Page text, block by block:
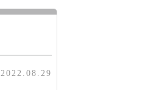
2022.08.29